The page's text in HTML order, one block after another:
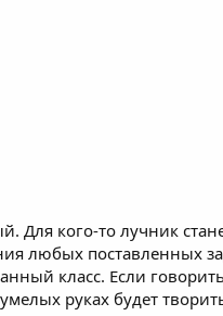
Для кого-то лучник
любых поставленных
класс. Если
руках будет